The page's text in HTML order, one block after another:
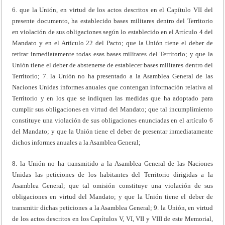
6. que la Unión, en virtud de los actos descritos en el Capítulo VII del
presente documento, ha establecido bases militares dentro del Territorio
en violación de sus obligaciones según lo establecido en el Artículo 4 del
Mandato y en el Artículo 22 del Pacto; que la Unión tiene el deber de
retirar inmediatamente todas esas bases militares del Territorio; y que la
Unión tiene el deber de abstenerse de establecer bases militares dentro del
Territorio; 7. la Unión no ha presentado a la Asamblea General de las
Naciones Unidas informes anuales que contengan información relativa al
Territorio y en los que se indiquen las medidas que ha adoptado para
cumplir sus obligaciones en virtud del Mandato; que tal incumplimiento
constituye una violación de sus obligaciones enunciadas en el artículo 6
del Mandato; y que la Unión tiene el deber de presentar inmediatamente
dichos informes anuales a la Asamblea General;
8. la Unión no ha transmitido a la Asamblea General de las Naciones
Unidas las peticiones de los habitantes del Territorio dirigidas a la
Asamblea General; que tal omisión constituye una violación de sus
obligaciones en virtud del Mandato; y que la Unión tiene el deber de
transmitir dichas peticiones a la Asamblea General; 9. la Unión, en virtud
de los actos descritos en los Capítulos V, VI, VII y VIII de este Memorial,